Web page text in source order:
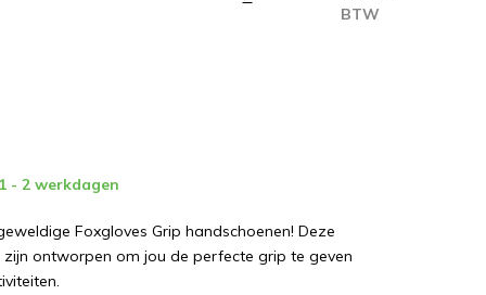
BTW
- 2 werkdagen
Foxgloves Grip handschoenen! Deze
zijn ontworpen om jou de perfecte grip te geven